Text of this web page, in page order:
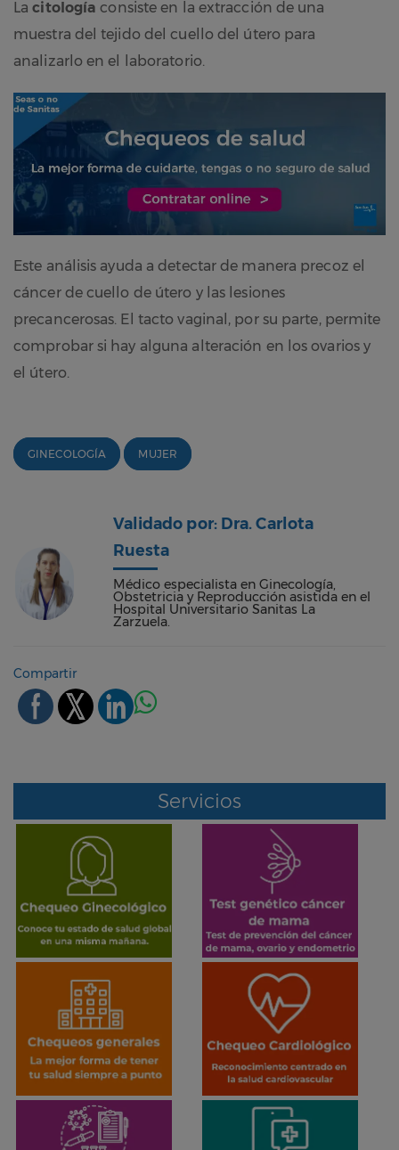
Lacitología consiste en la extracción de una
muestra del tejido del cuello del útero para
analizarlo en el laboratorio.
Este análisis ayuda a detectar de manera precoz el
cáncer de cuello de útero y las lesiones
precancerosas. El tacto vaginal, por su parte, permite
comprobar si hay alguna alteración en los ovarios y
el útero.
GINECOLOGÍA MUJER
Validado por: Dra. Carlota
Ruesta
Médico especialista en Ginecología,
Obstetricia y Reproducción asistida en el
Hospital Universitario Sanitas La
Zarzuela.
Compartir
Servicios